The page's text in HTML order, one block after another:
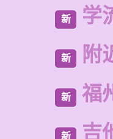
新 学
新 附
新 福
新 吉